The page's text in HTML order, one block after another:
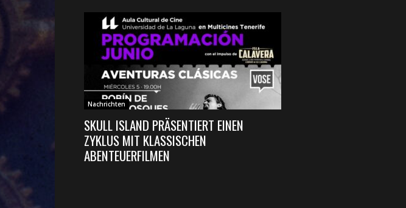
Nachrichten
SKULL ISLAND PRÄSENTIERT EINEN
ZYKLUS MIT KLASSISCHEN
ABENTEUERFILMEN